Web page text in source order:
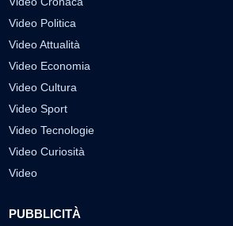
Video Politica
Video Attualità
Video Economia
Video Cultura
Video Sport
Video Tecnologie
Video Curiosità
Video
PUBBLICITÀ